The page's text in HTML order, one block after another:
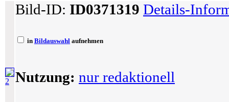
2
Bild-ID: ID0371319 Details-
in Bildauswahl aufnehmen
Nutzung: nur redaktionell